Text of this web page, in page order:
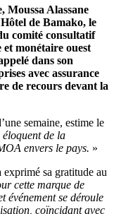
Moussa Alassane
de Bamako, le
comité consultatif
monétaire ouest
dans son
avec assurance
de recours devant la
semaine, estime le
de la
envers le pays. »
sa gratitude au
cette marque de
événement se déroule
coïncidant avec